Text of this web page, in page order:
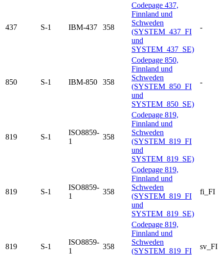
437 S-1 IBM-437 358
Codepage 437,
Finnland und
Schweden
(SYSTEM_437_FI
und
SYSTEM_437_SE)
-
850 S-1 IBM-850 358
Codepage 850,
Finnland und
Schweden
(SYSTEM_850_FI
und
SYSTEM_850_SE)
-
819 S-1
ISO8859-
1
358
Codepage 819,
Finnland und
Schweden
(SYSTEM_819_FI
und
SYSTEM_819_SE)
819 S-1
ISO8859-
1
358
Codepage 819,
Finnland und
Schweden
(SYSTEM_819_FI
und
SYSTEM_819_SE)
fi_FI
819 S-1
ISO8859-
1
358
Codepage 819,
Finnland und
Schweden
(SYSTEM_819_FI
sv_FI